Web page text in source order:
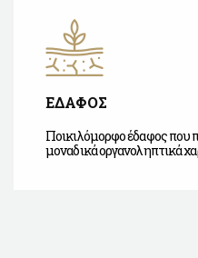
ΕΔΑΦΟΣ
Ποικιλόμορφο έδαφος που
μοναδικά οργανοληπτικά